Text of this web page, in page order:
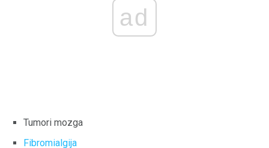
ad
Tumori mozga
Fibromialgija